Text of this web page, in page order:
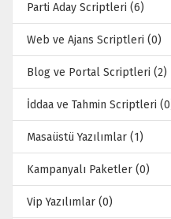
Parti Aday Scriptleri (6)
Web ve Ajans Scriptleri (0)
Blog ve Portal Scriptleri (2)
İddaa ve Tahmin Scriptleri
Masaüstü Yazılımlar (1)
Kampanyalı Paketler (0)
Vip Yazılımlar (0)